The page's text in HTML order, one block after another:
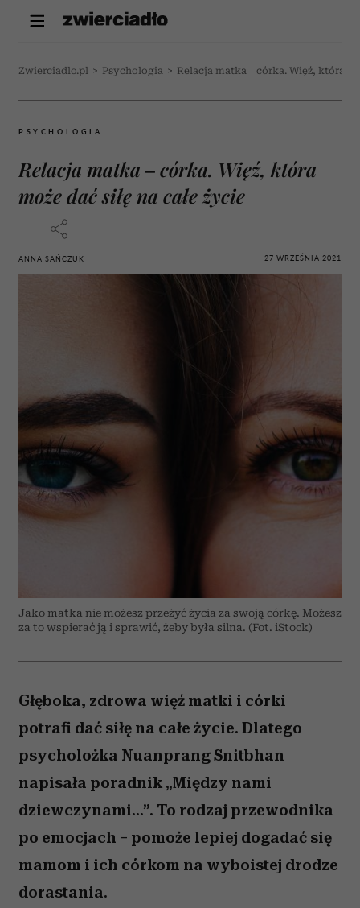
Zwierciadlo.pl > Psychologia > Relacja matka – córka. Więź, która
PSYCHOLOGIA
Relacja matka – córka. Więź, która
może dać siłę na całe życie
ANNA SAŃCZUK 27 WRZEŚNIA 2021
Jako matka nie możesz przeżyć życia za swoją córkę. Możesz
za to wspierać ją i sprawić, żeby była silna. (Fot. iStock)
Głęboka, zdrowa więź matki i córki
potrafi dać siłę na całe życie. Dlatego
psycholożka Nuanprang Snitbhan
napisała poradnik „Między nami
dziewczynami...”. To rodzaj przewodnika
po emocjach – pomoże lepiej dogadać się
mamom i ich córkom na wyboistej drodze
dorastania.